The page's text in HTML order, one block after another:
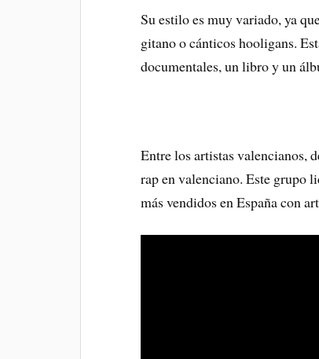
Su estilo es muy variado, ya
gitano o cánticos hooligans.
documentales, un libro y un
Entre los artistas valencianos,
rap en valenciano. Este grupo
más vendidos en España con